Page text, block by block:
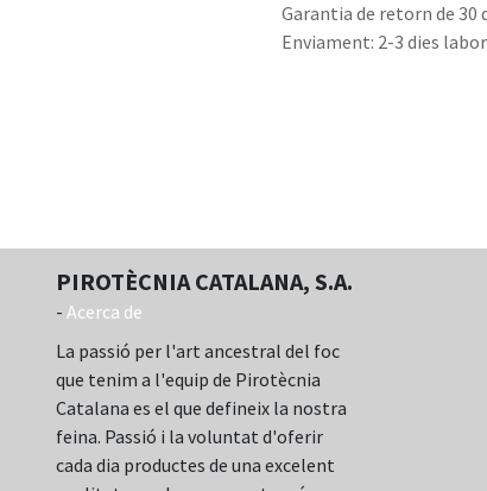
Garantia de retorn de 30
Enviament: 2-3 dies
PIROTÈCNIA CATALANA, S.A.
- Acerca de
La passió per l'art ancestral del foc
que tenim a l'equip de Pirotècnia
Catalana es el que defineix la nostra
feina. Passió i la voluntat d'oferir
cada dia productes de una excelent